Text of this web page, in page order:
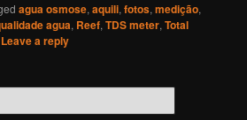
agua osmose,aquili,fotos,medição,
agua, Reef,TDS meter,Total
Leave a reply